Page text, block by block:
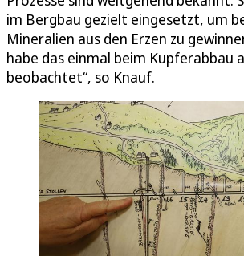
im Bergbau gezielt eingesetzt, um
Mineralien aus den Erzen zu
habe das einmal beim Kupferabbau
beobachtet“, so Knauf.